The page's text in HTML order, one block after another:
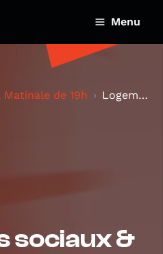
Menu
Matinale de 19h Logements sociaux & Festival Silhouette
sociaux &